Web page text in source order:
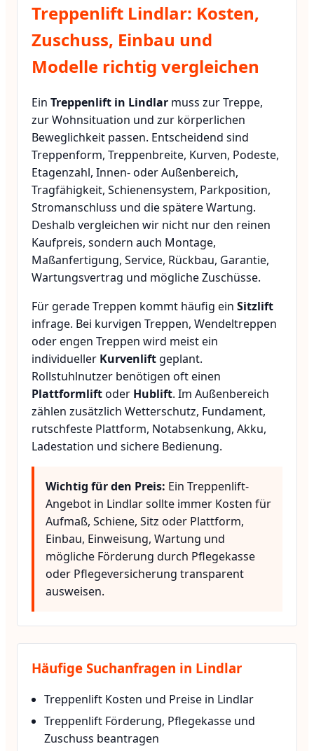
Treppenlift Lindlar: Kosten,
Zuschuss, Einbau und
Modelle richtig vergleichen
Ein Treppenlift in Lindlar muss zur Treppe,
zur Wohnsituation und zur körperlichen
Beweglichkeit passen. Entscheidend sind
Treppenform, Treppenbreite, Kurven, Podeste,
Etagenzahl, Innen- oder Außenbereich,
Tragfähigkeit, Schienensystem, Parkposition,
Stromanschluss und die spätere Wartung.
Deshalb vergleichen wir nicht nur den reinen
Kaufpreis, sondern auch Montage,
Maßanfertigung, Service, Rückbau, Garantie,
Wartungsvertrag und mögliche Zuschüsse.
Für gerade Treppen kommt häufig ein Sitzlift
infrage. Bei kurvigen Treppen, Wendeltreppen
oder engen Treppen wird meist ein
individueller Kurvenlift geplant.
Rollstuhlnutzer benötigen oft einen
Plattformliftoder Hublift. Im Außenbereich
zählen zusätzlich Wetterschutz, Fundament,
rutschfeste Plattform, Notabsenkung, Akku,
Ladestation und sichere Bedienung.
Wichtig für den Preis: Ein Treppenlift-
Angebot in Lindlar sollte immer Kosten für
Aufmaß, Schiene, Sitz oder Plattform,
Einbau, Einweisung, Wartung und
mögliche Förderung durch Pflegekasse
oder Pflegeversicherung transparent
ausweisen.
Häufige Suchanfragen in Lindlar
Treppenlift Kosten und Preise in Lindlar
Treppenlift Förderung, Pflegekasse und
Zuschuss beantragen